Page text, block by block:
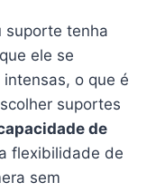
suporte tenha
ele se
o que é
suportes
de
flexibilidade de
sem